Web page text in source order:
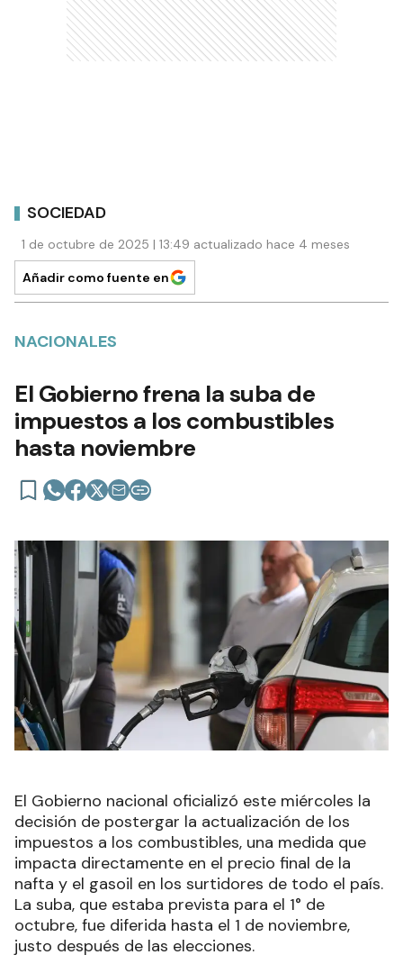
SOCIEDAD
1 de octubre de 2025 | 13:49 actualizado hace 4 meses
Añadir como fuente en
NACIONALES
El Gobierno frena la suba de
impuestos a los combustibles
hasta noviembre
El Gobierno nacional oficializó este miércoles la
decisión de postergar la actualización de los
impuestos a los combustibles, una medida que
impacta directamente en el precio final de la
nafta y el gasoil en los surtidores de todo el país.
La suba, que estaba prevista para el 1° de
octubre, fue diferida hasta el 1 de noviembre,
justo después de las elecciones.